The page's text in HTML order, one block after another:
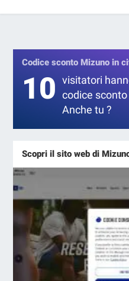
Codice sconto Mizuno in
10 visitatori
codice sconto
Anche tu ?
Scopri il sito web di